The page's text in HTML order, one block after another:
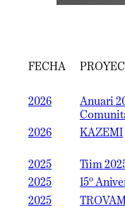
FECHA
2026
Anuari
2026 KAZEMI
2025
Tiim
2025
15º
2025